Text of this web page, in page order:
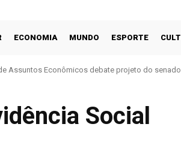
ECONOMIA MUNDO ESPORTE
Assuntos Econômicos debate projeto do
Social